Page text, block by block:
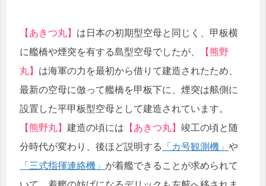
【あきつ丸】 は日本の初期型空母と同じく、甲板横
に艦橋や煙突を有する島型空母でしたが、
【熊野
丸】 は海軍の力を最初から借りて建造されたため、
最新の空母に倣って艦橋を甲板下に、煙突は舷側に
設置した平甲板型空母として建造されています。
【熊野丸】 建造の頃には 【あきつ丸】 竣工の頃と随
分時代が変わり、後ほど説明する
「カ号観測機」 や
「三式指揮連絡機」 が着艦できることが求められて